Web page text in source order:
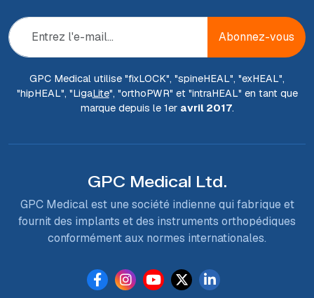
Abonnez-vous
GPC Medical utilise "fixLOCK", "spineHEAL", "exHEAL",
"hipHEAL", "LigaLite", "orthoPWR" et "intraHEAL" en tant que
marque depuis le 1er avril 2017.
GPC Medical Ltd.
GPC Medical est une société indienne qui fabrique et
fournit des implants et des instruments orthopédiques
conformément aux normes internationales.